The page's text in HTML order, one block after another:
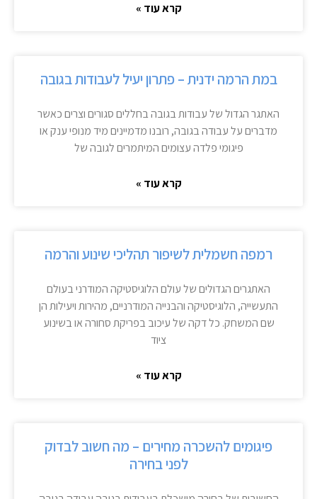
קרא עוד »
במת הרמה ידנית – פתרון יעיל לעבודות בגובה
האתגר הגדול של עבודות בגובה בחללים סגורים וצרים כאשר
מדברים על עבודה בגובה, רובנו מדמיינים מיד מנופי ענק או
פיגומי פלדה עצומים המיתמרים לגובה של
קרא עוד »
רמפה חשמלית לשיפור תהליכי שינוע והרמה
האתגרים הגדולים של עולם הלוגיסטיקה המודרני בעולם
התעשייה, הלוגיסטיקה והבנייה המודרניים, מהירות ויעילות הן
שם המשחק. כל דקה של עיכוב בפריקת סחורה או בשינוע
ציוד
קרא עוד »
פיגומים להשכרה מחירים – מה חשוב לבדוק
לפני בחירה